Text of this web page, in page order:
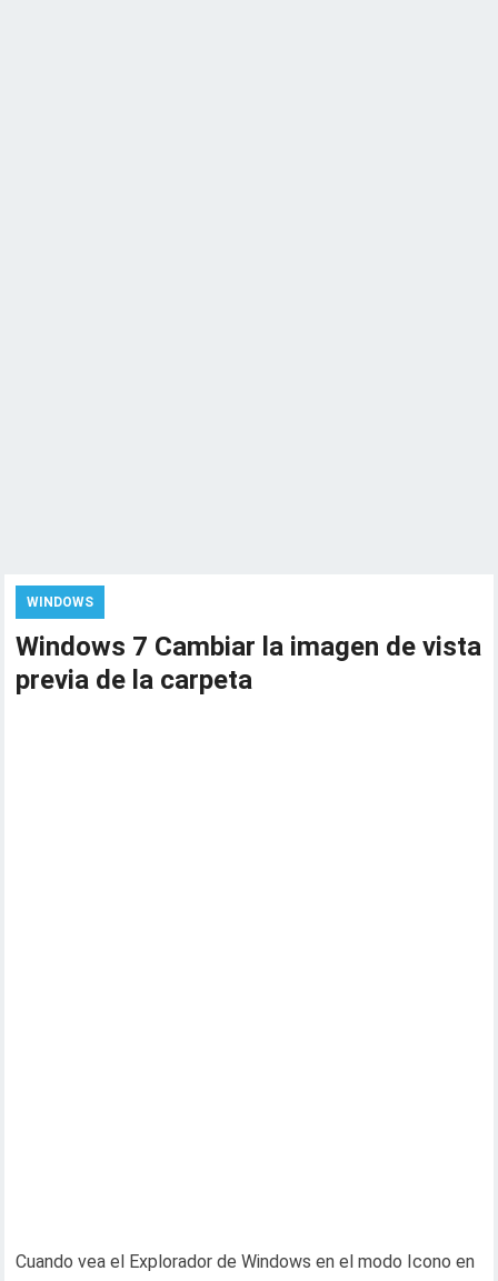
WINDOWS
Windows 7 Cambiar la imagen de vista
previa de la carpeta
Cuando vea el Explorador de Windows en el modo Icono en